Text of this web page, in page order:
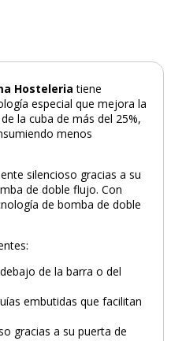
Hosteleriatiene
especial que mejora la
la cuba de más del 25%,
menos
silencioso gracias a su
de doble flujo. Con
de bomba de doble
de la barra o del
embutidas que facilitan
gracias a su puerta de